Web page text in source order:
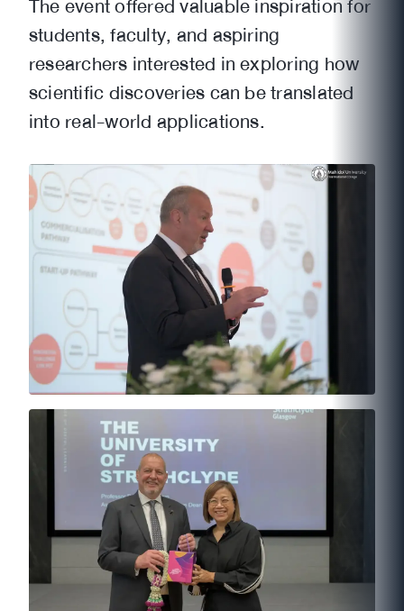
The event offered valuable inspiration for
students, faculty, and aspiring
researchers interested in exploring how
scientific discoveries can be translated
into real-world applications.